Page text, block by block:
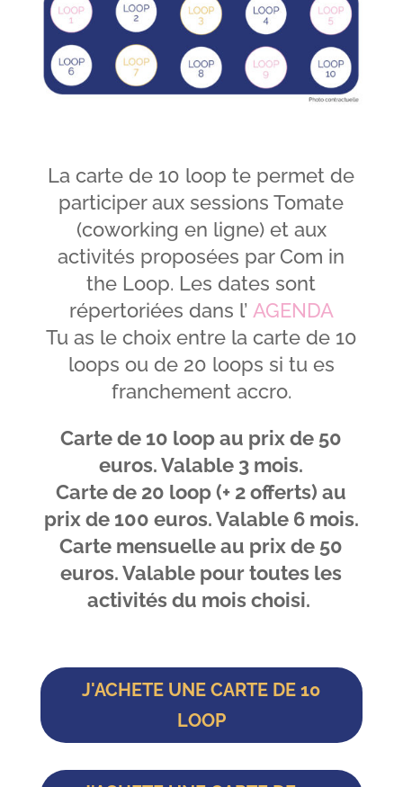
La carte de 10 loop te permet de
participer aux sessions Tomate
(coworking en ligne) et aux
activités proposées par Com in
the Loop. Les dates sont
répertoriées dans l’AGENDA
Tu as le choix entre la carte de 10
loops ou de 20 loops si tu es
franchement accro.
Carte de 10 loop au prix de 50
euros. Valable 3 mois.
Carte de 20 loop (+ 2 offerts) au
prix de 100 euros. Valable 6 mois.
Carte mensuelle au prix de 50
euros. Valable pour toutes les
activités du mois choisi.
J'ACHETE UNE CARTE DE 10
LOOP